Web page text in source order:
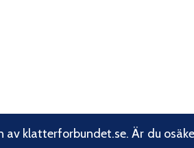
klatterforbundet.se. Är du